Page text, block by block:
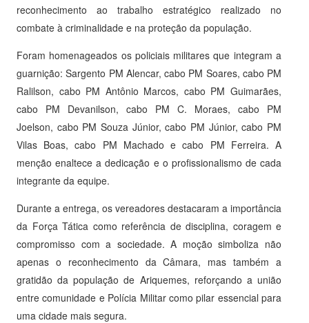
reconhecimento ao trabalho estratégico realizado no
combate à criminalidade e na proteção da população.
Foram homenageados os policiais militares que integram a
guarnição: Sargento PM Alencar, cabo PM Soares, cabo PM
Ralilson, cabo PM Antônio Marcos, cabo PM Guimarães,
cabo PM Devanilson, cabo PM C. Moraes, cabo PM
Joelson, cabo PM Souza Júnior, cabo PM Júnior, cabo PM
Vilas Boas, cabo PM Machado e cabo PM Ferreira. A
menção enaltece a dedicação e o profissionalismo de cada
integrante da equipe.
Durante a entrega, os vereadores destacaram a importância
da Força Tática como referência de disciplina, coragem e
compromisso com a sociedade. A moção simboliza não
apenas o reconhecimento da Câmara, mas também a
gratidão da população de Ariquemes, reforçando a união
entre comunidade e Polícia Militar como pilar essencial para
uma cidade mais segura.